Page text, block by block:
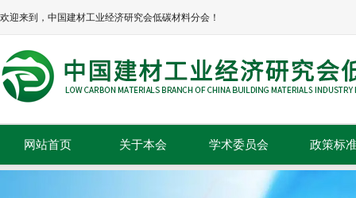
欢迎来到，中国建材工业经济研究会低碳材料分会！
网站首页 关于本会 学术委员会 政策标